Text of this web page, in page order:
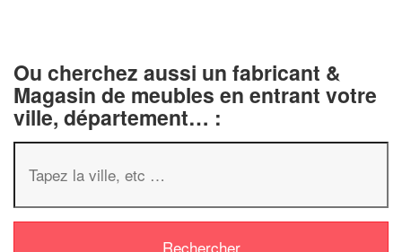
Ou cherchez aussi un fabricant &
Magasin de meubles en entrant votre
ville, département… :